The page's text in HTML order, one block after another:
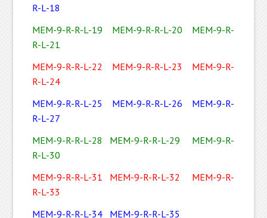
R-L-18
MEM-9-R-R-L-19
MEM-9-R-R-L-20
MEM-9-R-
R-L-21
MEM-9-R-R-L-22
MEM-9-R-R-L-23
MEM-9-R-
R-L-24
MEM-9-R-R-L-25
MEM-9-R-R-L-26
MEM-9-R-
R-L-27
MEM-9-R-R-L-28
MEM-9-R-R-L-29
MEM-9-R-
R-L-30
MEM-9-R-R-L-31
MEM-9-R-R-L-32
MEM-9-R-
R-L-33
MEM-9-R-R-L-34
MEM-9-R-R-L-35